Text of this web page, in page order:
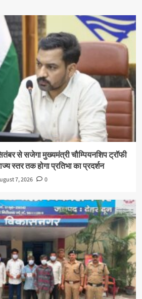
से सजेगा मुख्यमंत्री चौम्पियनशिप ट्रॉफी
स्तर तक होगा प्रतिभा का प्रदर्शन
7, 2026 0